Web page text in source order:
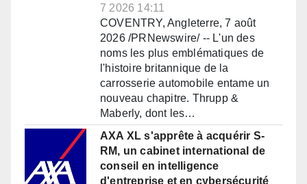
7 2026 14:11
COVENTRY, Angleterre, 7 août
2026 /PRNewswire/ -- L'un des
noms les plus emblématiques de
l'histoire britannique de la
carrosserie automobile entame un
nouveau chapitre. Thrupp &
Maberly, dont les…
AXA XL s'apprête à acquérir S-
RM, un cabinet international de
conseil en intelligence
d'entreprise et en cybersécurité